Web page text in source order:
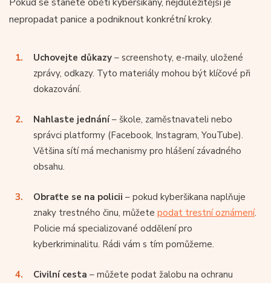
nepropadat panice a podniknout konkrétní kroky.
Uchovejte důkazy – screenshoty, e-maily, uložené
zprávy, odkazy. Tyto materiály mohou být klíčové při
dokazování.
Nahlaste jednání– škole, zaměstnavateli nebo
správci platformy (Facebook, Instagram, YouTube).
Většina sítí má mechanismy pro hlášení závadného
obsahu.
Obraťte se na policii – pokud kyberšikana naplňuje
znaky trestného činu, můžete podat trestní oznámení.
Policie má specializované oddělení pro
kyberkriminalitu. Rádi vám s tím pomůžeme.
Civilní cesta – můžete podat žalobu na ochranu